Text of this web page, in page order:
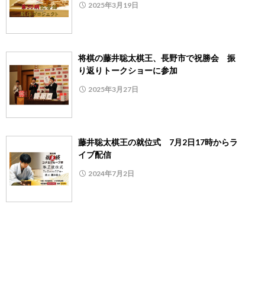
2025年3月19日
将棋の藤井聡太棋王、長野市で祝勝会 振
り返りトークショーに参加
2025年3月27日
藤井聡太棋王の就位式 7月2日17時からラ
イブ配信
2024年7月2日